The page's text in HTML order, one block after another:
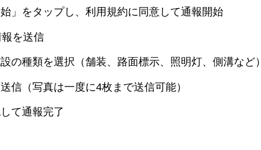
」をタップし、利用規約に同意して通報開始
報を送信
の種類を選択（舗装、路面標示、照明灯、側溝など）
信（写真は一度に4枚まで送信可能）
て通報完了